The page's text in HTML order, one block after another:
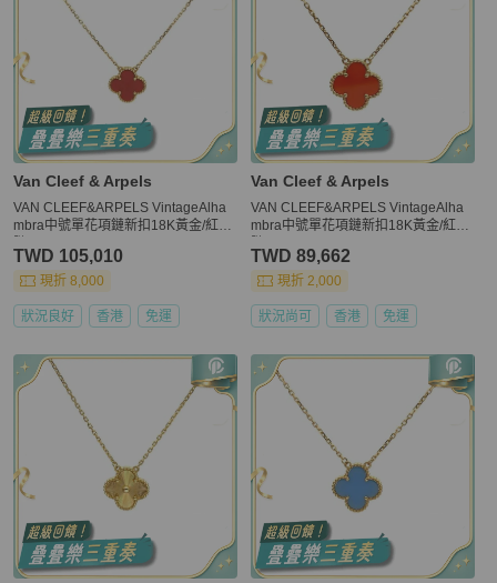
Van Cleef & Arpels
VAN CLEEF&ARPELS VintageAlha
mbra中號單花項鏈新扣18K黃金/紅玉
TWD 105,010
現折 8,000
狀況良好 香港 免運
Van Cleef & Arpels
VAN CLEEF&ARPELS VintageAlha
mbra中號單花項鏈新扣18K黃金/紅玉
TWD 89,662
現折 2,000
狀況尚可 香港 免運